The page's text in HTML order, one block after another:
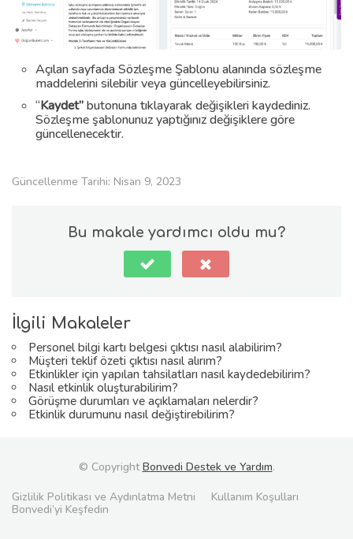
Açılan sayfada Sözleşme Şablonu alanında sözleşme
maddelerini silebilir veya güncelleyebilirsiniz.
“Kaydet”butonuna tıklayarak değişikleri kaydediniz.
Sözleşme şablonunuz yaptığınız değişiklere göre
güncellenecektir.
Güncellenme Tarihi: Nisan 9, 2023
Bu makale yardımcı oldu mu?
İlgili Makaleler
Personel bilgi kartı belgesi çıktısı nasıl alabilirim?
Müşteri teklif özeti çıktısı nasıl alırım?
Etkinlikler için yapılan tahsilatları nasıl kaydedebilirim?
Nasıl etkinlik oluşturabilirim?
Görüşme durumları ve açıklamaları nelerdir?
Etkinlik durumunu nasıl değiştirebilirim?
© CopyrightBonvedi Destek ve Yardım.
Gizlilik Politikası ve Aydınlatma Metni
Kullanım Koşulları
Bonvedi’yi Keşfedin